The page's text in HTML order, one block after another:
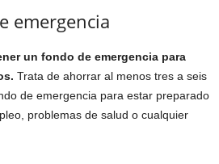
emergencia
un fondo de emergencia para
Trata de ahorrar al menos tres a seis
de emergencia para estar preparado
problemas de salud o cualquier